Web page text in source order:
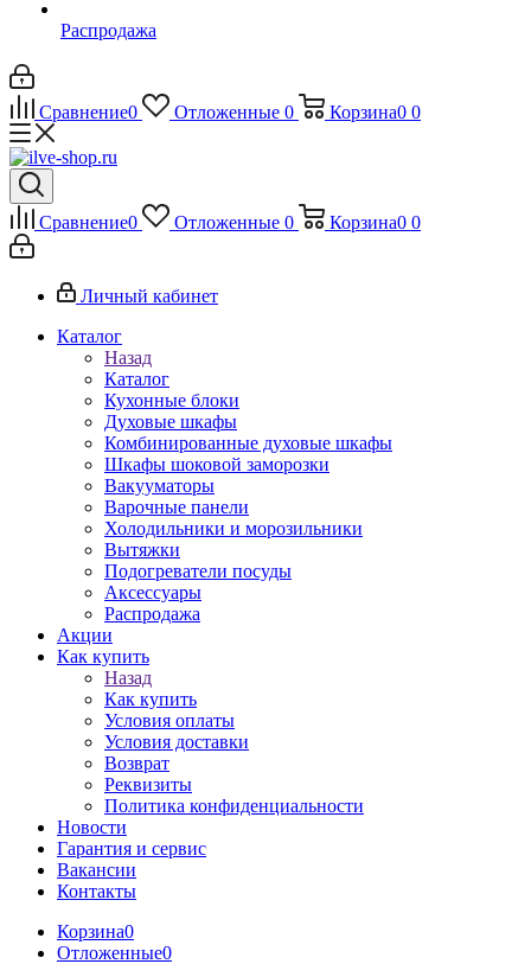
Распродажа
Сравнение0 Отложенные 0 Корзина0 0
Сравнение0 Отложенные 0 Корзина0 0
Личный кабинет
Каталог
Назад
Каталог
Кухонные блоки
Духовые шкафы
Комбинированные духовые шкафы
Шкафы шоковой заморозки
Вакууматоры
Варочные панели
Холодильники и морозильники
Вытяжки
Подогреватели посуды
Аксессуары
Распродажа
Акции
Как купить
Назад
Как купить
Условия оплаты
Условия доставки
Возврат
Реквизиты
Политика конфиденциальности
Новости
Гарантия и сервис
Вакансии
Контакты
Корзина0
Отложенные0